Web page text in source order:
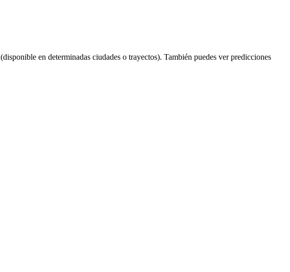
(disponible en determinadas ciudades o trayectos). También puedes ver predicciones